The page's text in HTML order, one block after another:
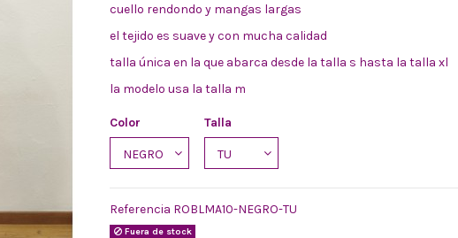
cuello rendondo y mangas largas
el tejido es suave y con mucha calidad
talla única en la que abarca desde la talla s hasta la talla xl
la modelo usa la talla m
Color Talla
Referencia ROBLMA10-NEGRO-TU
Fuera de stock